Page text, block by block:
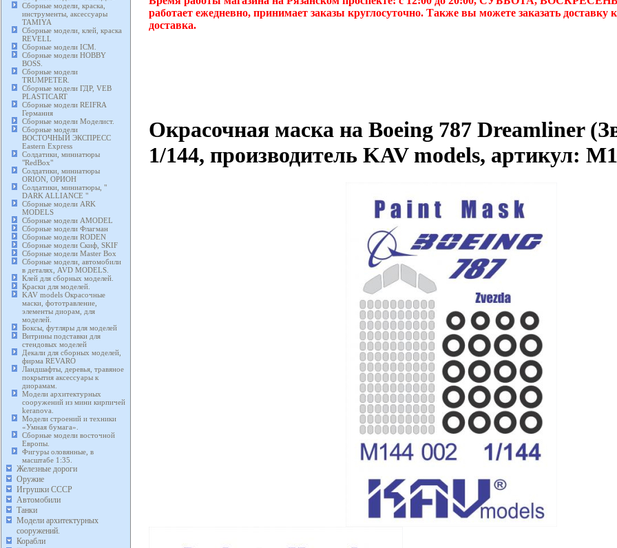
Сборные модели, краска,
инструменты, аксессуары
TAMIYA
Сборные модели, клей, краска
REVELL
Сборные модели ICM.
Сборные модели HOBBY
BOSS.
Сборные модели
TRUMPETER.
Сборные модели ГДР, VEB
PLASTICART
Сборные модели REIFRA
Германия
Сборные модели Моделист.
Сборные модели
ВОСТОЧНЫЙ ЭКСПРЕСС
Eastern Express
Солдатики, миниатюры
"RedBox"
Солдатики, миниатюры
ORION, ОРИОН
Солдатики, миниатюры, "
DARK ALLIANCE "
Сборные модели ARK
MODELS
Сборные модели AMODEL
Сборные модели Флагман
Сборные модели RODEN
Сборные модели Скиф, SKIF
Сборные модели Master Box
Сборные модели, автомобили
в деталях, AVD MODELS.
Клей для сборных моделей.
Краски для моделей.
KAV models Окрасочные
маски, фототравление,
элементы диорам, для
моделей.
Боксы, футляры для моделей
Витрины подставки для
стендовых моделей
Декали для сборных моделей,
фирма REVARO
Ландшафты, деревья, травяное
покрытия аксессуары к
диорамам.
Модели архитектурных
сооружений из мини кирпичей
keranova.
Модели строений и техники
«Умная бумага».
Сборные модели восточной
Европы.
Фигуры оловянные, в
масштабе 1:35.
Железные дороги
Оружие
Игрушки СССР
Автомобили
Танки
Модели архитектурных
сооружений.
Корабли
работает ежедневно, принимает заказы круглосуточно. Также вы можете заказать
доставка.
Окрасочная маска на Boeing 787 Dreamliner
1/144, производитель KAV models, артикул: